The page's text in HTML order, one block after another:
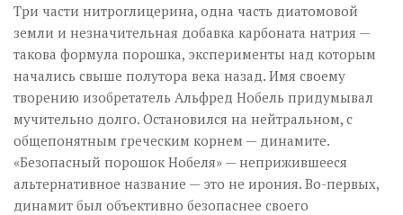
Три части нитроглицерина, одна часть диатомовой
земли и незначительная добавка карбоната натрия —
такова формула порошка, эксперименты над которым
начались свыше полутора века назад. Имя своему
творению изобретатель Альфред Нобель придумывал
мучительно долго. Остановился на нейтральном, с
общепонятным греческим корнем — динамите.
«Безопасный порошок Нобеля» — неприжившееся
альтернативное название — это не ирония. Во-первых,
динамит был объективно безопаснее своего